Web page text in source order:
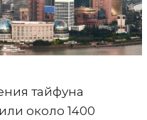
тайфуна
около 1400